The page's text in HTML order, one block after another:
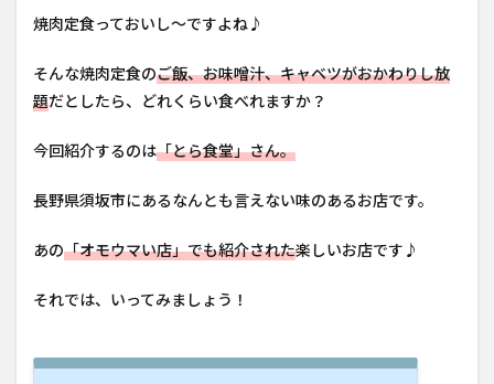
焼肉定食っておいし〜ですよね♪
そんな焼肉定食のご飯、お味噌汁、キャベツがおかわりし放
題だとしたら、どれくらい食べれますか？
今回紹介するのは「とら食堂」さん。
長野県須坂市にあるなんとも言えない味のあるお店です。
あの「オモウマい店」でも紹介された楽しいお店です♪
それでは、いってみましょう！